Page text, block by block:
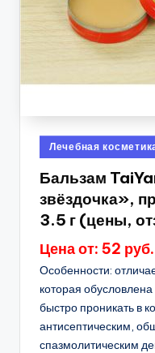
Опубликовано
в
Лечебная
Бальзам
звёздочка»,
3.5 г (цены,
Цена от: 52 руб.
Особенности:
которая
быстро проникать в
антисептическим,
спазмолитическим